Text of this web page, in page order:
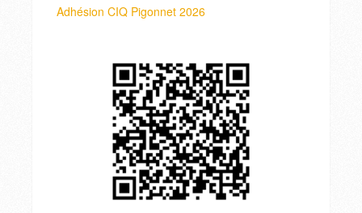
Adhésion CIQ Pigonnet 2026